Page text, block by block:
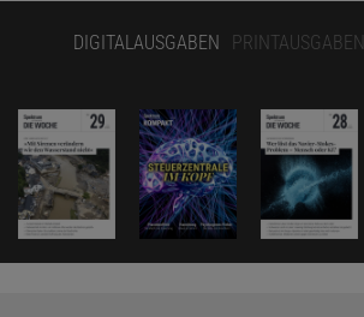
DIGITALAUSGABEN PRINTAUSGABEN